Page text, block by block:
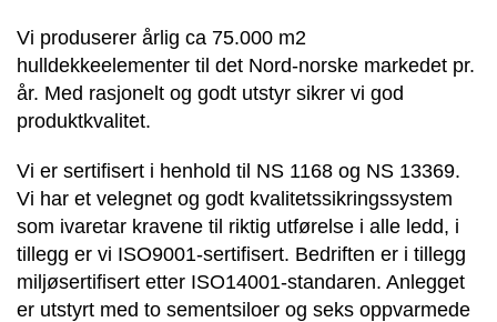
Vi produserer årlig ca 75.000 m2
hulldekkeelementer til det Nord-norske markedet pr.
år. Med rasjonelt og godt utstyr sikrer vi god
produktkvalitet.
Vi er sertifisert i henhold til NS 1168 og NS 13369.
Vi har et velegnet og godt kvalitetssikringssystem
som ivaretar kravene til riktig utførelse i alle ledd, i
tillegg er vi ISO9001-sertifisert. Bedriften er i tillegg
miljøsertifisert etter ISO14001-standaren. Anlegget
er utstyrt med to sementsiloer og seks oppvarmede